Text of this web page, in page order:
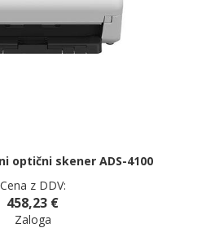
optični skener ADS-4100
Cena z DDV:
458,23 €
Zaloga